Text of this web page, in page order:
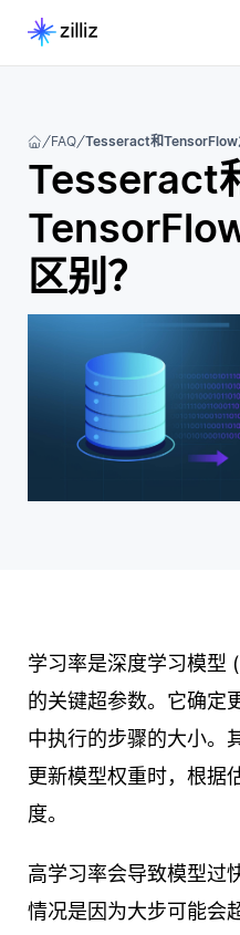
FAQ Tesseract和TensorFlow
Tesseract
区别？
学习率是深度学习模型
的关键超参数。它确定
中执行的步骤的大小。
更新模型权重时，根据
度。
高学习率会导致模型过
情况是因为大步可能会